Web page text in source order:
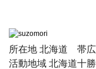
所在地 北海道
活動地域 北海道